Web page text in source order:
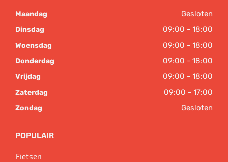
Maandag Gesloten
Dinsdag 09:00 - 18:00
Woensdag 09:00 - 18:00
Donderdag 09:00 - 18:00
Vrijdag 09:00 - 18:00
Zaterdag 09:00 - 17:00
Zondag Gesloten
POPULAIR
Fietsen